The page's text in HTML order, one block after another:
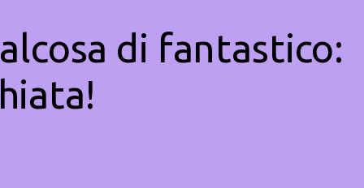
di fantastico: